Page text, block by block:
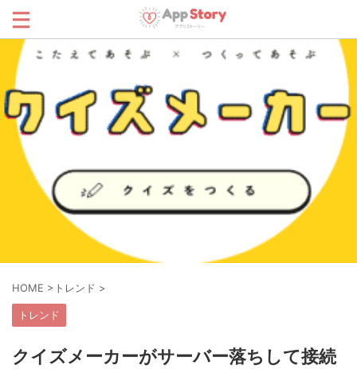
HOME > トレンド >
トレンド
クイズメーカーがサーバー落ちして接続